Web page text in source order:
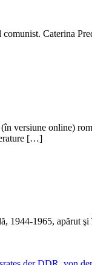
Caterina
versiune online)
[…]
1944-1965, apărut